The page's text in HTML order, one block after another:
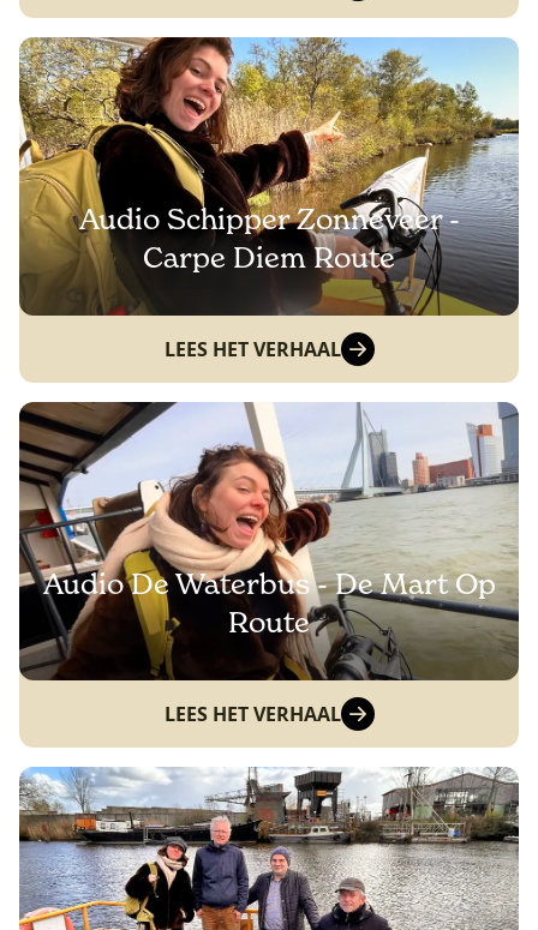
Audio Schipper Zonneveer -
Carpe Diem Route
LEES HET VERHAAL
Audio De Waterbus - De Mart Op
Route
LEES HET VERHAAL